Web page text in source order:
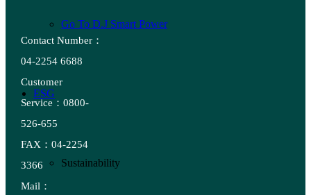
Go To D.J Smart Power
ESG
Sustainability
Contact Number：
04-2254 6688
Customer
Service：0800-
526-655
FAX：04-2254
3366
Mail：